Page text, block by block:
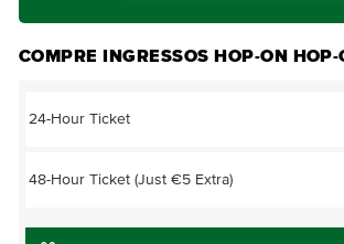
COMPRE INGRESSOS HOP-ON HOP-
24-Hour Ticket
48-Hour Ticket (Just €5 Extra)